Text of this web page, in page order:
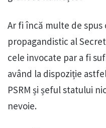
Ar fi încă multe de spus
propagandistic al
cele invocate par a fi
având la dispoziție
PSRM și șeful statului
nevoie.